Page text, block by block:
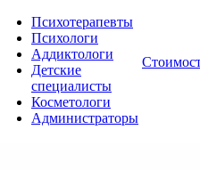
Психотерапевты
Психологи
Аддиктологи
Детские
специалисты
Косметологи
Администраторы